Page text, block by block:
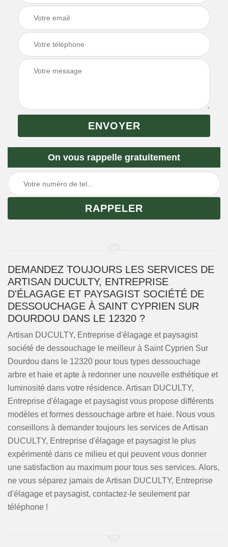
On vous rappelle gratuitement
DEMANDEZ TOUJOURS LES SERVICES DE
ARTISAN DUCULTY, ENTREPRISE
D'ÉLAGAGE ET PAYSAGIST SOCIÉTÉ DE
DESSOUCHAGE À SAINT CYPRIEN SUR
DOURDOU DANS LE 12320 ?
Artisan DUCULTY, Entreprise d'élagage et paysagist
société de dessouchage le meilleur à Saint Cyprien Sur
Dourdou dans le 12320 pour tous types dessouchage
arbre et haie et apte à redonner une nouvelle esthétique et
luminosité dans votre résidence. Artisan DUCULTY,
Entreprise d'élagage et paysagist vous propose différents
modèles et formes dessouchage arbre et haie. Nous vous
conseillons à demander toujours les services de Artisan
DUCULTY, Entreprise d'élagage et paysagist le plus
expérimenté dans ce milieu et qui peuvent vous donner
une satisfaction au maximum pour tous ses services. Alors,
ne vous séparez jamais de Artisan DUCULTY, Entreprise
d'élagage et paysagist, contactez-le seulement par
téléphone !